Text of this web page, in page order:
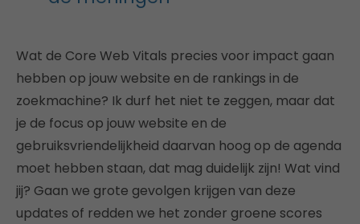
Wat de Core Web Vitals precies voor impact gaan
hebben op jouw website en de rankings in de
zoekmachine? Ik durf het niet te zeggen, maar dat
je de focus op jouw website en de
gebruiksvriendelijkheid daarvan hoog op de agenda
moet hebben staan, dat mag duidelijk zijn! Wat vind
jij? Gaan we grote gevolgen krijgen van deze
updates of redden we het zonder groene scores